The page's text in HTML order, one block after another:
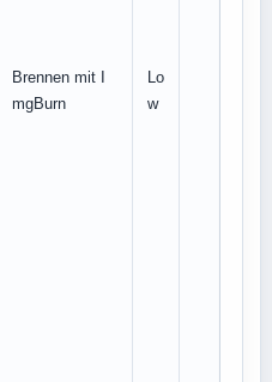
Brennen mit I
mgBurn
Lo
w